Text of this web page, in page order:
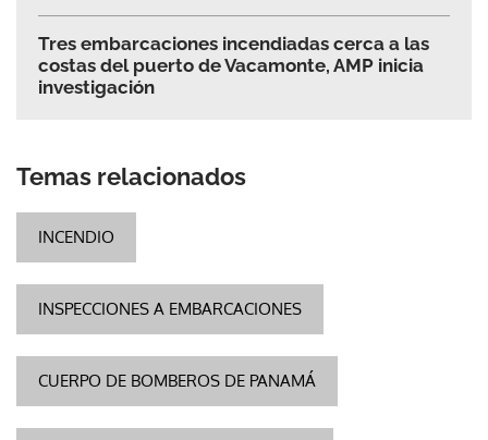
Tres embarcaciones incendiadas cerca a las
costas del puerto de Vacamonte, AMP inicia
investigación
Temas relacionados
INCENDIO
INSPECCIONES A EMBARCACIONES
CUERPO DE BOMBEROS DE PANAMÁ